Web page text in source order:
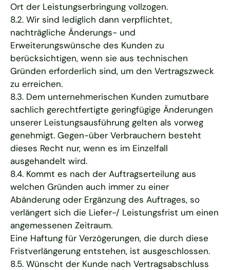
Ort der Leistungserbringung vollzogen.
8.2. Wir sind lediglich dann verpflichtet,
nachträgliche Änderungs- und
Erweiterungswünsche des Kunden zu
berücksichtigen, wenn sie aus technischen
Gründen erforderlich sind, um den Vertragszweck
zu erreichen.
8.3. Dem unternehmerischen Kunden zumutbare
sachlich gerechtfertigte geringfügige Änderungen
unserer Leistungsausführung gelten als vorweg
genehmigt. Gegen-über Verbrauchern besteht
dieses Recht nur, wenn es im Einzelfall
ausgehandelt wird.
8.4. Kommt es nach der Auftragserteilung aus
welchen Gründen auch immer zu einer
Abänderung oder Ergänzung des Auftrages, so
verlängert sich die Liefer-/ Leistungsfrist um einen
angemessenen Zeitraum.
Eine Haftung für Verzögerungen, die durch diese
Fristverlängerung entstehen, ist ausgeschlossen.
8.5. Wünscht der Kunde nach Vertragsabschluss